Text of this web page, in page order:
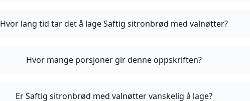
Hvor lang tid tar det å lage Saftig sitronbrød med valnøtter?
Hvor mange porsjoner gir denne oppskriften?
Er Saftig sitronbrød med valnøtter vanskelig å lage?